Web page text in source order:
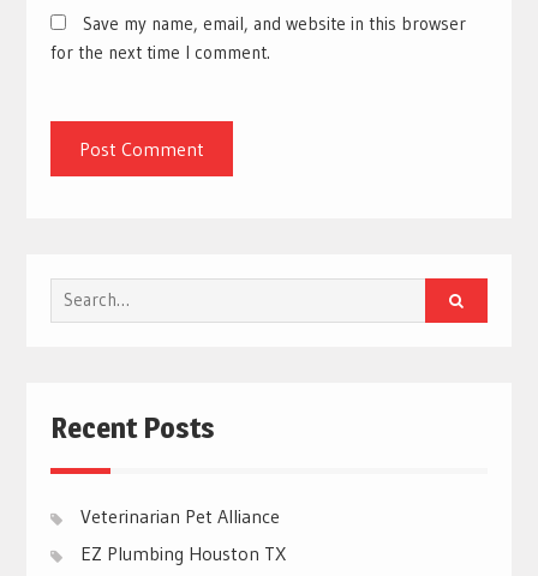
Save my name, email, and website in this browser
for the next time I comment.
Search
for:
Recent Posts
Veterinarian Pet Alliance
EZ Plumbing Houston TX